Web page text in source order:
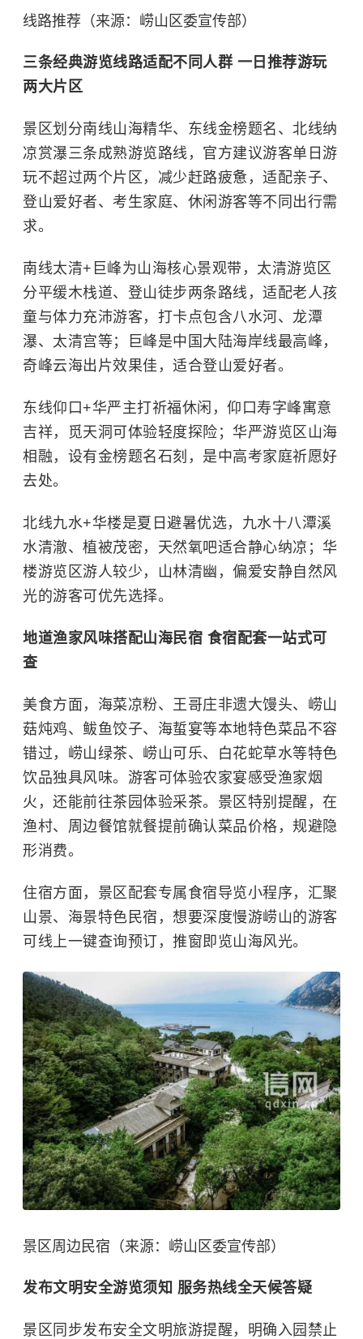
线路推荐（来源：崂山区委宣传部）
三条经典游览线路适配不同人群 一日推荐游玩
两大片区
景区划分南线山海精华、东线金榜题名、北线纳
凉赏瀑三条成熟游览路线，官方建议游客单日游
玩不超过两个片区，减少赶路疲惫，适配亲子、
登山爱好者、考生家庭、休闲游客等不同出行需
求。
南线太清+巨峰为山海核心景观带，太清游览区
分平缓木栈道、登山徒步两条路线，适配老人孩
童与体力充沛游客，打卡点包含八水河、龙潭
瀑、太清宫等；巨峰是中国大陆海岸线最高峰，
奇峰云海出片效果佳，适合登山爱好者。
东线仰口+华严主打祈福休闲，仰口寿字峰寓意
吉祥，觅天洞可体验轻度探险；华严游览区山海
相融，设有金榜题名石刻，是中高考家庭祈愿好
去处。
北线九水+华楼是夏日避暑优选，九水十八潭溪
水清澈、植被茂密，天然氧吧适合静心纳凉；华
楼游览区游人较少，山林清幽，偏爱安静自然风
光的游客可优先选择。
地道渔家风味搭配山海民宿 食宿配套一站式可
查
美食方面，海菜凉粉、王哥庄非遗大馒头、崂山
菇炖鸡、鲅鱼饺子、海蜇宴等本地特色菜品不容
错过，崂山绿茶、崂山可乐、白花蛇草水等特色
饮品独具风味。游客可体验农家宴感受渔家烟
火，还能前往茶园体验采茶。景区特别提醒，在
渔村、周边餐馆就餐提前确认菜品价格，规避隐
形消费。
住宿方面，景区配套专属食宿导览小程序，汇聚
山景、海景特色民宿，想要深度慢游崂山的游客
可线上一键查询预订，推窗即览山海风光。
景区周边民宿（来源：崂山区委宣传部）
发布文明安全游览须知 服务热线全天候答疑
景区同步发布安全文明旅游提醒，明确入园禁止